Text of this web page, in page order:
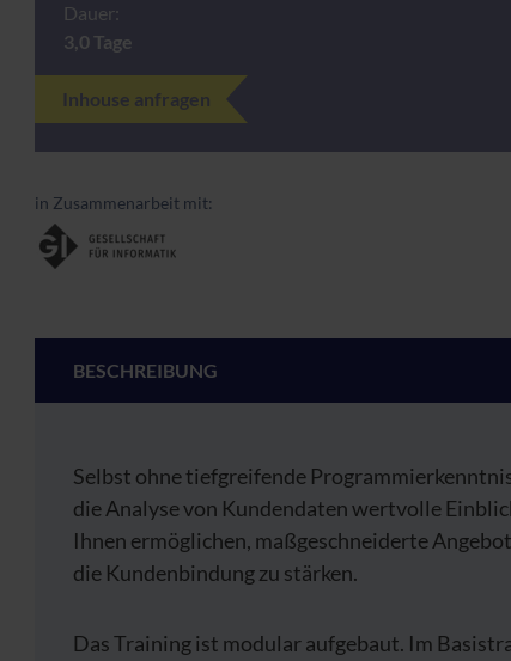
Dauer:
3,0 Tage
Inhouse anfragen
in Zusammenarbeit mit:
BESCHREIBUNG
Selbst ohne tiefgreifende
die Analyse von Kundendaten wertvolle
Ihnen ermöglichen, maßgeschneiderte
die Kundenbindung zu stärken.
Das Training ist modular aufgebaut. Im